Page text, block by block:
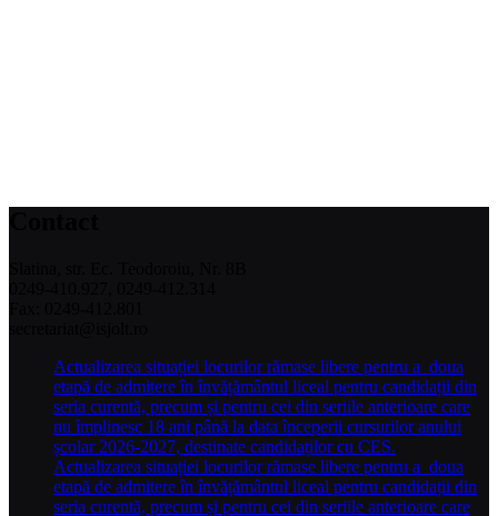
Actualizarea situației locurilor rămase libere pentru a doua
etapă de admitere în învățământul liceal pentru candidații din
seria curentă, precum și pentru cei din seriile anterioare care
nu împlinesc 18 ani până la data începerii cursurilor anului
școlar 2026-2027, destinate candidaților cu CES.
Actualizarea situației locurilor rămase libere pentru a doua
etapă de admitere în învățământul liceal pentru candidații din
seria curentă, precum și pentru cei din seriile anterioare care